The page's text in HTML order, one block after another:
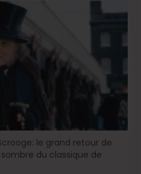
le grand retour de
du classique de